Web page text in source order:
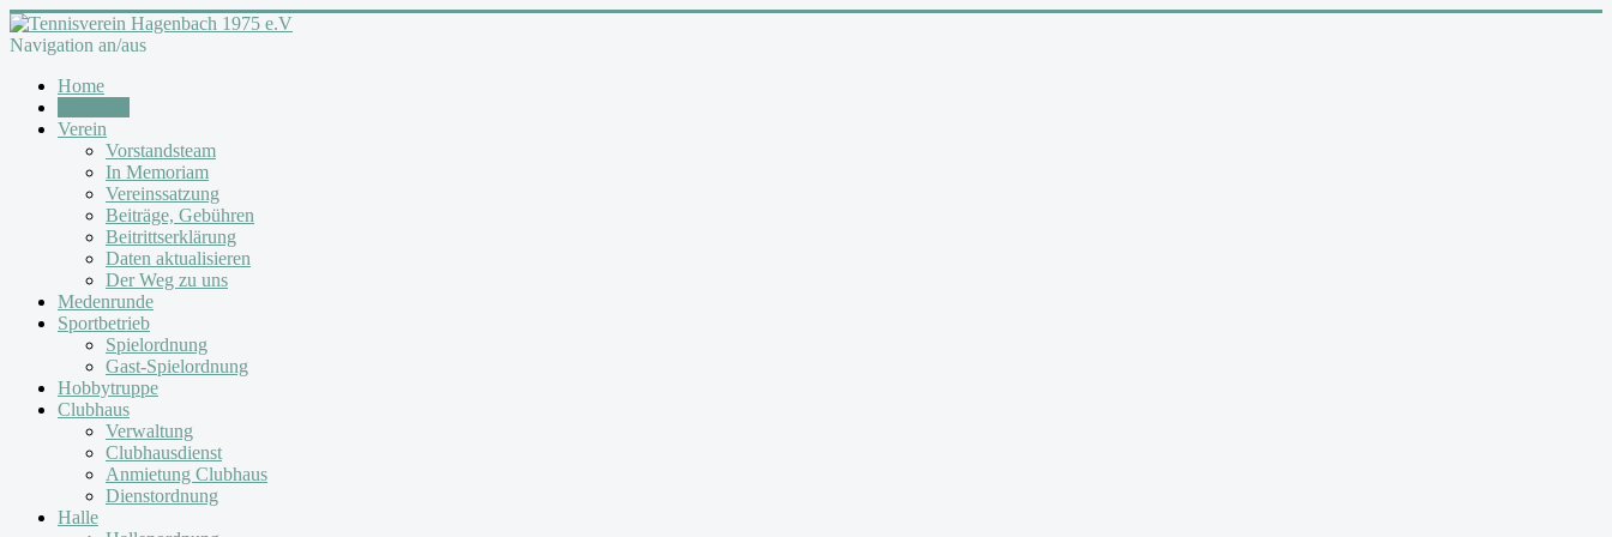
Navigation an/aus
Home
Verein
Vorstandsteam
In Memoriam
Vereinssatzung
Beiträge, Gebühren
Beitrittserklärung
Daten aktualisieren
Der Weg zu uns
Medenrunde
Sportbetrieb
Spielordnung
Gast-Spielordnung
Hobbytruppe
Clubhaus
Verwaltung
Clubhausdienst
Anmietung Clubhaus
Dienstordnung
Halle